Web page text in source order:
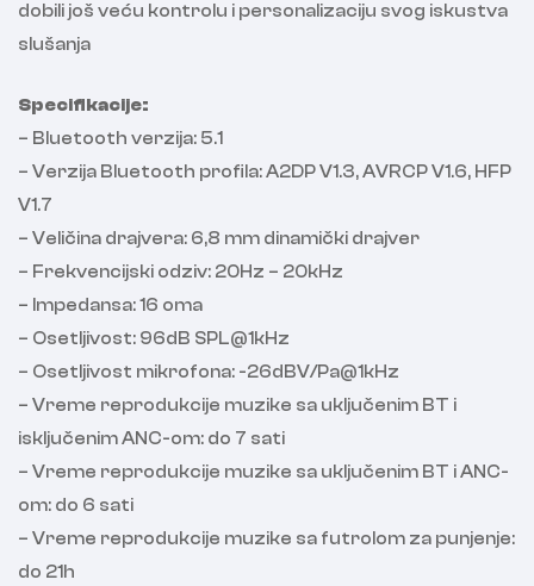
dobili još veću kontrolu i personalizaciju svog iskustva
slušanja
Specifikacije:
– Bluetooth verzija: 5.1
– Verzija Bluetooth profila: A2DP V1.3, AVRCP V1.6, HFP
V1.7
– Veličina drajvera: 6,8 mm dinamički drajver
– Frekvencijski odziv: 20Hz – 20kHz
– Impedansa: 16 oma
– Osetljivost: 96dB SPL@1kHz
– Osetljivost mikrofona: -26dBV/Pa@1kHz
– Vreme reprodukcije muzike sa uključenim BT i
isključenim ANC-om: do 7 sati
– Vreme reprodukcije muzike sa uključenim BT i ANC-
om: do 6 sati
– Vreme reprodukcije muzike sa futrolom za punjenje:
do 21h